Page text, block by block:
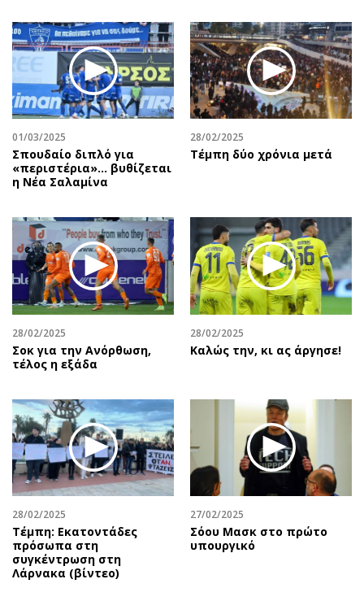
01/03/2025
Σπουδαίο διπλό για
«περιστέρια»... βυθίζεται
η Νέα Σαλαμίνα
28/02/2025
Τέμπη δύο χρόνια μετά
28/02/2025
Σοκ για την Ανόρθωση,
τέλος η εξάδα
28/02/2025
Καλώς την, κι ας άργησε!
28/02/2025
Τέμπη: Εκατοντάδες
πρόσωπα στη
συγκέντρωση στη
Λάρνακα (βίντεο)
27/02/2025
Σόου Μασκ στο πρώτο
υπουργικό